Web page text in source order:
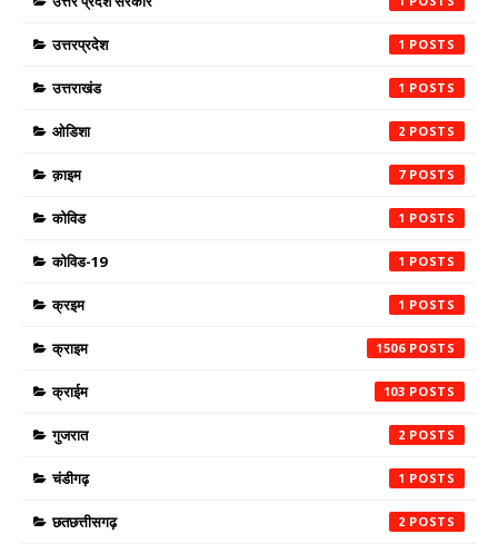
उत्तरप्रदेश 1
उत्तराखंड 1
ओडिशा 2
क़ाइम 7
कोविड 1
कोविड-19 1
क्रइम 1
क्राइम 1506
क्राईम 103
गुजरात 2
चंडीगढ़ 1
छतछत्तीसगढ़ 2